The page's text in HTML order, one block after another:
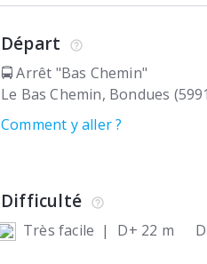
Départ
🚍 Arrêt "Bas Chemin"
Le Bas Chemin Bondues
Comment y aller ?
Difficulté
Très facile | D+ 22 m